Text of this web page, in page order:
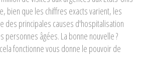
bien que les chiffres exacts varient, les
des principales causes d'hospitalisation
personnes âgées. La bonne nouvelle ?
fonctionne vous donne le pouvoir de